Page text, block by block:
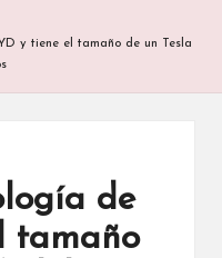
y tiene el tamaño de un Tesla
de
tamaño